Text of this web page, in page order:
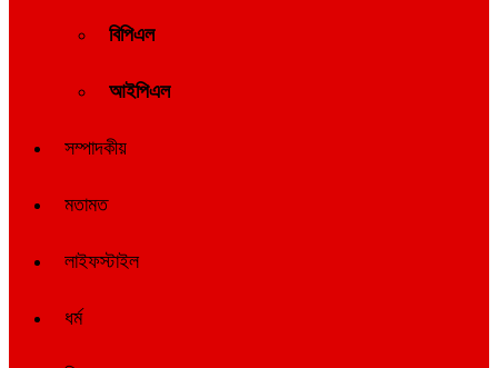
বিপিএল
আইপিএল
সম্পাদকীয়
মতামত
লাইফস্টাইল
ধর্ম